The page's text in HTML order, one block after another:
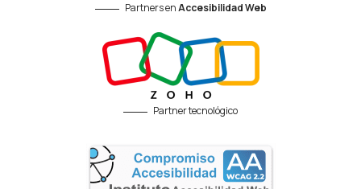
Partners enAccesibilidad Web
Partner tecnológico